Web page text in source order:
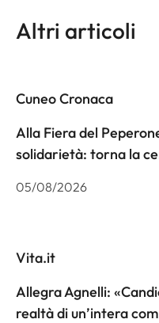
Altri articoli
Cuneo Cronaca
Alla Fiera del
solidarietà: torna la
05/08/2026
Vita.it
Allegra Agnelli:
realtà di un’intera